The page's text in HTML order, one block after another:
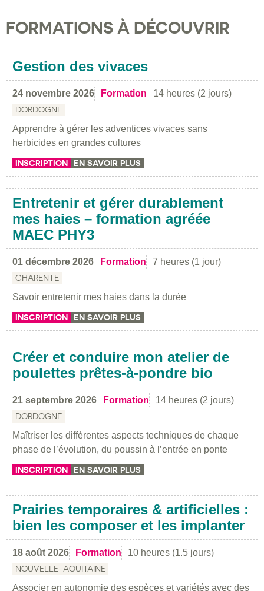
FORMATIONS À DÉCOUVRIR
Gestion des vivaces
24 novembre 2026 Formation 14 heures (2 jours)
DORDOGNE
Apprendre à gérer les adventices vivaces sans
herbicides en grandes cultures
INSCRIPTION EN SAVOIR PLUS
Entretenir et gérer durablement
mes haies – formation agréée
MAEC PHY3
01 décembre 2026 Formation 7 heures (1 jour)
CHARENTE
Savoir entretenir mes haies dans la durée
INSCRIPTION EN SAVOIR PLUS
Créer et conduire mon atelier de
poulettes prêtes-à-pondre bio
21 septembre 2026 Formation 14 heures (2 jours)
DORDOGNE
Maîtriser les différentes aspects techniques de chaque
phase de l’évolution, du poussin à l’entrée en ponte
INSCRIPTION EN SAVOIR PLUS
Prairies temporaires & artificielles :
bien les composer et les implanter
18 août 2026 Formation 10 heures (1.5 jours)
NOUVELLE-AQUITAINE
Associer en autonomie des espèces et variétés avec des